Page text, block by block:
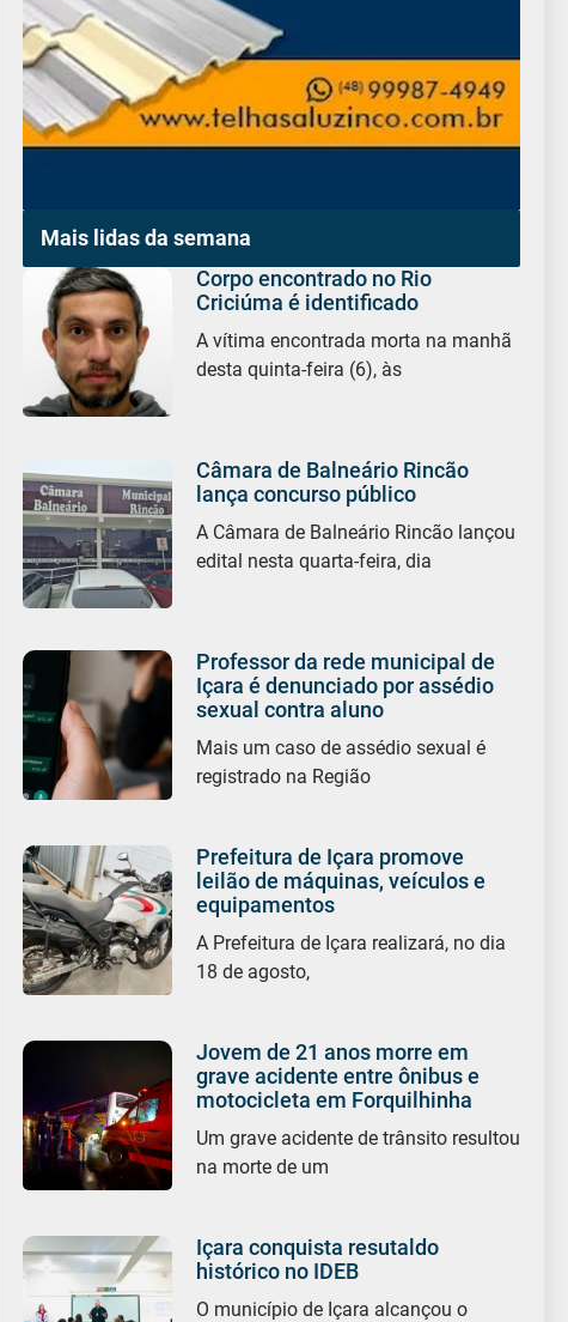
Mais lidas da semana
Corpo encontrado no Rio
Criciúma é identificado
A vítima encontrada morta na manhã
desta quinta-feira (6), às
Câmara de Balneário Rincão
lança concurso público
A Câmara de Balneário Rincão lançou
edital nesta quarta-feira, dia
Professor da rede municipal de
Içara é denunciado por assédio
sexual contra aluno
Mais um caso de assédio sexual é
registrado na Região
Prefeitura de Içara promove
leilão de máquinas, veículos e
equipamentos
A Prefeitura de Içara realizará, no dia
18 de agosto,
Jovem de 21 anos morre em
grave acidente entre ônibus e
motocicleta em Forquilhinha
Um grave acidente de trânsito resultou
na morte de um
Içara conquista resutaldo
histórico no IDEB
O município de Içara alcançou o